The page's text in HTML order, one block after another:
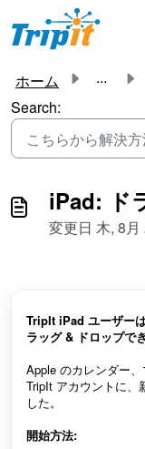
メインコンテンツ
ホーム ...
Search:
iPad: ド
変更日 木, 8
TripIt iPad ユーザー
ラッグ & ドロップで
Apple のカレンダー
TripIt アカウントに、
した。
開始方法: